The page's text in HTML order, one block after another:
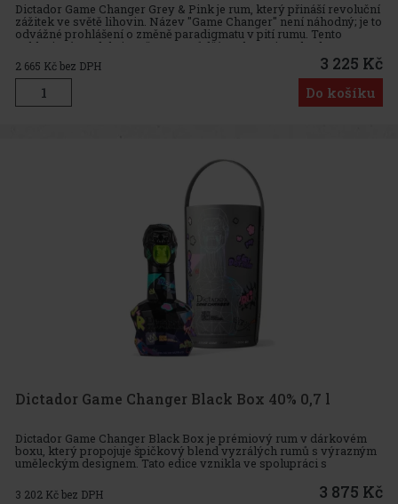
Dictador Game Changer Grey & Pink je rum, který přináší revoluční
zážitek ve světě lihovin. Název "Game Changer" není náhodný; je to
odvážné prohlášení o změně paradigmatu v pití rumu. Tento
exkluzivní produkt je určen pro vůdčí osobnosti svobodn
2 665 Kč bez DPH 3 225 Kč
Do košíku
Dictador Game Changer Black Box 40% 0,7 l
Dictador Game Changer Black Box je prémiový rum v dárkovém
boxu, který propojuje špičkový blend vyzrálých rumů s výrazným
uměleckým designem. Tato edice vznikla ve spolupráci s
francouzským umělcem Richardem Orlinskim, jehož rukopis se
promítá do iko
3 202 Kč bez DPH 3 875 Kč